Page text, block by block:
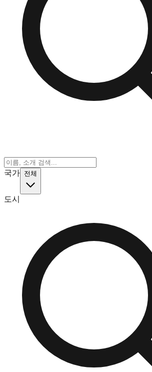
국가 전체
도시